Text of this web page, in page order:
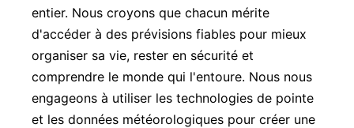
entier. Nous croyons que chacun mérite
d'accéder à des prévisions fiables pour mieux
organiser sa vie, rester en sécurité et
comprendre le monde qui l'entoure. Nous nous
engageons à utiliser les technologies de pointe
et les données météorologiques pour créer une